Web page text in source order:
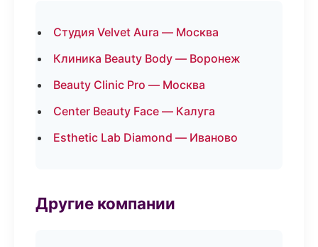
Студия Velvet Aura — Москва
Клиника Beauty Body — Воронеж
Beauty Clinic Pro — Москва
Center Beauty Face — Калуга
Esthetic Lab Diamond — Иваново
Другие компании